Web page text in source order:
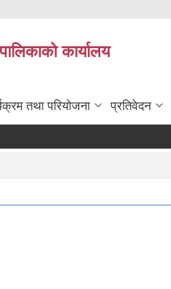
कार्यालय
तथा परियोजना प्रतिवेदन